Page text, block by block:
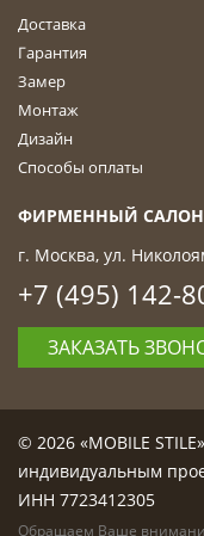
Доставка
Гарантия
Замер
Монтаж
Дизайн
Способы оплаты
ФИРМЕННЫЙ САЛОН
г. Москва, ул.
+7 (495) 142-
ЗАКАЗАТЬ
© 2026 «MOBILE
индивидуальным
ИНН 7723412305
Обращаем Ваше